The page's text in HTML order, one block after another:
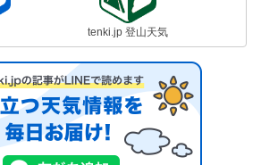
tenki.jp 登山天気